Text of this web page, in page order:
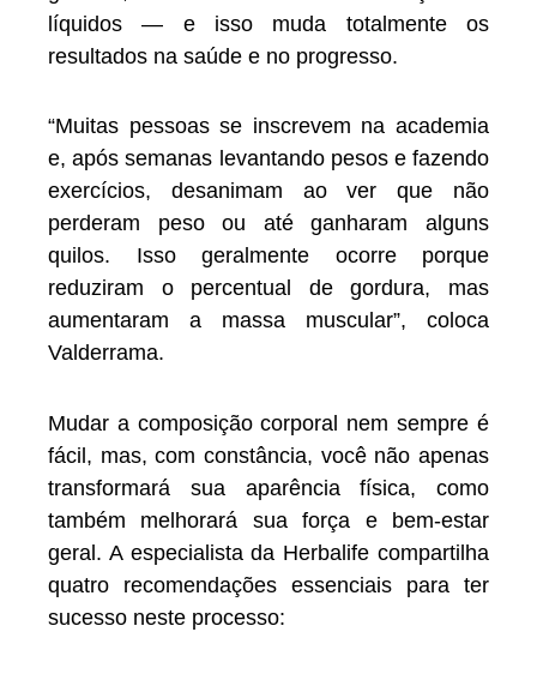
líquidos — e isso muda totalmente os
resultados na saúde e no progresso.
“Muitas pessoas se inscrevem na academia
e, após semanas levantando pesos e fazendo
exercícios, desanimam ao ver que não
perderam peso ou até ganharam alguns
quilos. Isso geralmente ocorre porque
reduziram o percentual de gordura, mas
aumentaram a massa muscular”, coloca
Valderrama.
Mudar a composição corporal nem sempre é
fácil, mas, com constância, você não apenas
transformará sua aparência física, como
também melhorará sua força e bem-estar
geral. A especialista da Herbalife compartilha
quatro recomendações essenciais para ter
sucesso neste processo: